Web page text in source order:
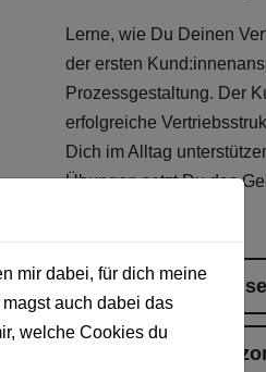
Lerne, wie Du Deinen
der ersten
Prozessgestaltung. Der
erfolgreiche
Dich im Alltag
Übungen setzt Du das
Video-Kurs
Buch bei
mir dabei, für dich meine
auch dabei das
welche Cookies du